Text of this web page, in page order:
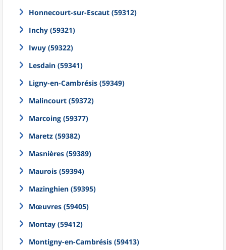
Honnecourt-sur-Escaut (59312)
Inchy (59321)
Iwuy (59322)
Lesdain (59341)
Ligny-en-Cambrésis (59349)
Malincourt (59372)
Marcoing (59377)
Maretz (59382)
Masnières (59389)
Maurois (59394)
Mazinghien (59395)
Mœuvres (59405)
Montay (59412)
Montigny-en-Cambrésis (59413)